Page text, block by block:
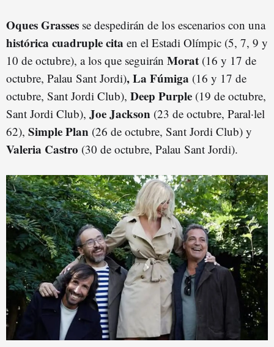
Oques Grasses se despedirán de los escenarios con una
histórica cuadruple cita en el Estadi Olímpic (5, 7, 9 y
10 de octubre), a los que seguirán Morat (16 y 17 de
octubre, Palau Sant Jordi), La Fúmiga (16 y 17 de
octubre, Sant Jordi Club), Deep Purple (19 de octubre,
Sant Jordi Club), Joe Jackson (23 de octubre, Paral·lel
62), Simple Plan (26 de octubre, Sant Jordi Club) y
Valeria Castro (30 de octubre, Palau Sant Jordi).